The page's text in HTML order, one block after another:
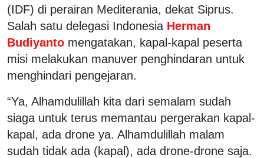
(IDF) di perairan Mediterania, dekat Siprus.
Salah satu delegasi Indonesia Herman
Budiyanto mengatakan, kapal-kapal peserta
misi melakukan manuver penghindaran untuk
menghindari pengejaran.
“Ya, Alhamdulillah kita dari semalam sudah
siaga untuk terus memantau pergerakan kapal-
kapal, ada drone ya. Alhamdulillah malam
sudah tidak ada (kapal), ada drone-drone saja.